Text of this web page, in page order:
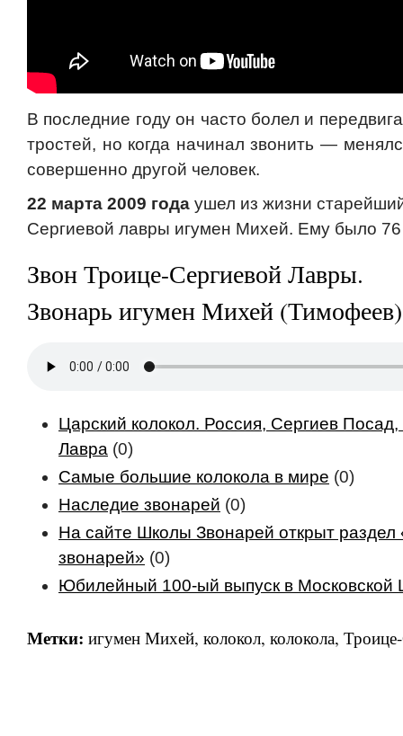
В последние году он часто болел и
тростей, но когда начинал звонить —
совершенно другой человек.
22 марта 2009 года ушел из жизни
Сергиевой лавры игумен Михей. Ему было 76
Звон Троице-Сергиевой Лавры.
Звонарь игумен Михей (Тимофеев)
Царский колокол. Россия, Сергиев
Лавра (0)
Самые большие колокола в мире (0)
Наследие звонарей (0)
На сайте Школы Звонарей открыт
звонарей» (0)
Юбилейный 100-ый выпуск в Московской
Метки: игумен Михей, колокол, колокола,